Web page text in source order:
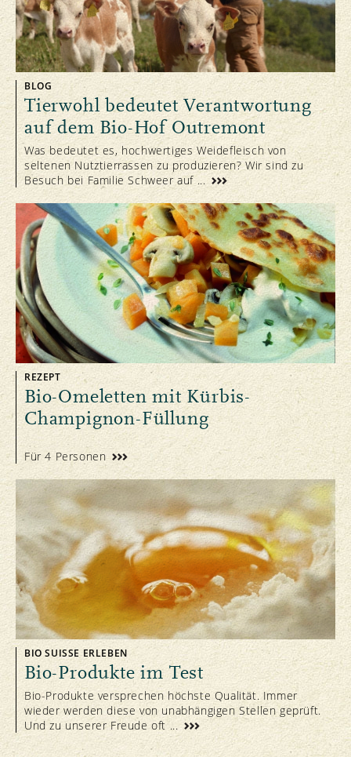
BLOG
Tierwohl bedeutet Verantwortung
auf dem Bio-Hof Outremont
Was bedeutet es, hochwertiges Weidefleisch von
seltenen Nutztierrassen zu produzieren? Wir sind zu
Besuch bei Familie Schweer auf ...
REZEPT
Bio-Omeletten mit Kürbis-
Champignon-Füllung
Für 4 Personen
BIO SUISSE ERLEBEN
Bio-Produkte im Test
Bio-Produkte versprechen höchste Qualität. Immer
wieder werden diese von unabhängigen Stellen geprüft.
Und zu unserer Freude oft ...